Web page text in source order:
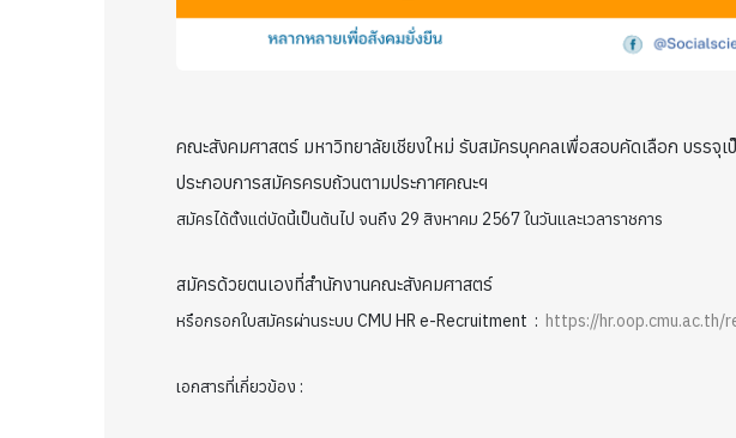
คณะสังคมศาสตร์ มหาวิทยาลัยเชียงใหม่ รับสมัครบุคคลเพื่อสอบคัดเลือก บรรจุ
ประกอบการสมัครครบถ้วนตามประกาศคณะฯ
สมัครได้ตั้งแต่บัดนี้เป็นต้นไป จนถึง 29 สิงหาคม 2567 ในวันและเวลาราชการ
สมัครด้วยตนเองที่สำนักงานคณะสังคมศาสตร์
หรือกรอกใบสมัครผ่านระบบ CMU HR e-Recruitment : https://hr.oop.cmu.ac.th/
เอกสารที่เกี่ยวข้อง :